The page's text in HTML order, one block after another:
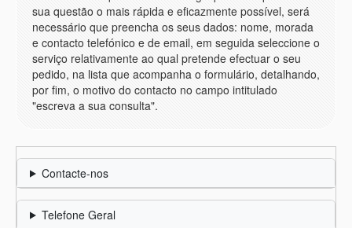
sua questão o mais rápida e eficazmente possível, será
necessário que preencha os seus dados: nome, morada
e contacto telefónico e de email, em seguida seleccione o
serviço relativamente ao qual pretende efectuar o seu
pedido, na lista que acompanha o formulário, detalhando,
por fim, o motivo do contacto no campo intitulado
"escreva a sua consulta".
Contacte-nos
Telefone Geral